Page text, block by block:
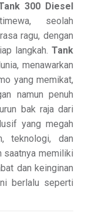
300 Diesel
seolah
ragu, dengan
langkah. Tank
menawarkan
yang memikat,
namun penuh
bak raja dari
yang megah
teknologi, dan
saatnya memiliki
dan keinginan
berlalu seperti